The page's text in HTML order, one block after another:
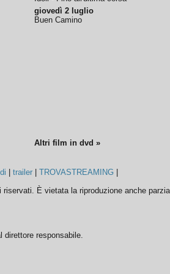
giovedì 2 luglio
Buen Camino
Altri film in dvd »
|trailer |TROVASTREAMING
È vietata la riproduzione anche
direttore responsabile.